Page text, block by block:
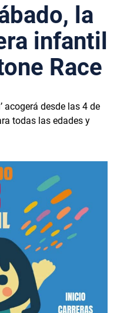
la
infantil
Race
acogerá desde las 4 de
todas las edades y